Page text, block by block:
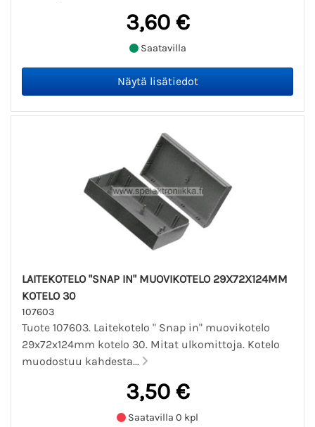
3,60 €
Saatavilla
LAITEKOTELO "SNAP IN" MUOVIKOTELO 29X72X124MM
KOTELO 30
107603
Tuote 107603. Laitekotelo " Snap in" muovikotelo
29x72x124mm kotelo 30. Mitat ulkomittoja. Kotelo
muodostuu kahdesta...
3,50 €
Saatavilla 0 kpl